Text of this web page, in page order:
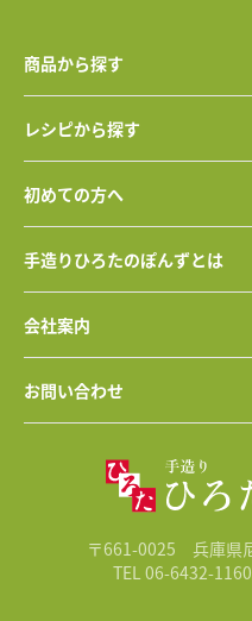
商品から探す
レシピから探す
初めての方へ
手造りひろたのぽんずとは
会社案内
お問い合わせ
〒661-0025 兵庫県
TEL 06-6432-